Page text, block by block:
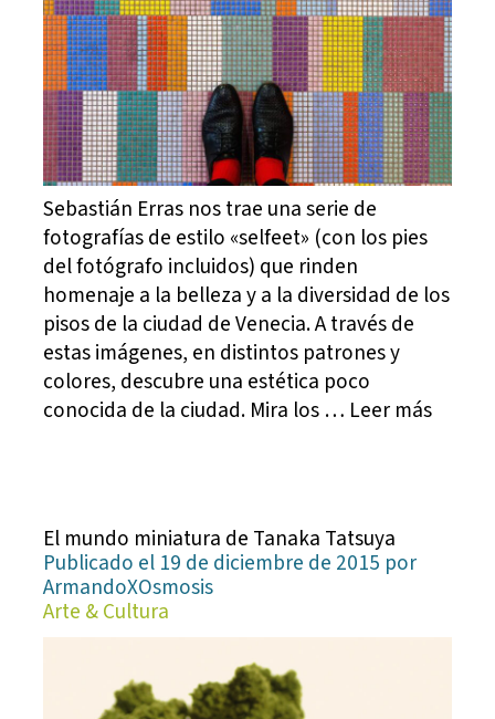
Sebastián Erras nos trae una serie de
fotografías de estilo «selfeet» (con los pies
del fotógrafo incluidos) que rinden
homenaje a la belleza y a la diversidad de los
pisos de la ciudad de Venecia. A través de
estas imágenes, en distintos patrones y
colores, descubre una estética poco
conocida de la ciudad. Mira los … Leer más
El mundo miniatura de Tanaka Tatsuya
Publicado el 19 de diciembre de 2015 por
ArmandoXOsmosis
Arte & Cultura